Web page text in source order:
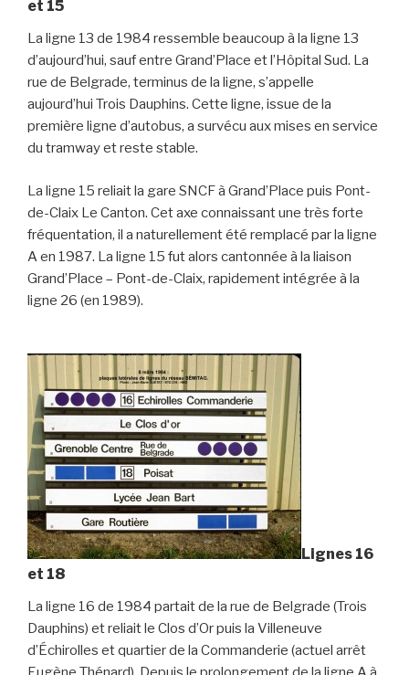
et 15
La ligne 13 de 1984 ressemble beaucoup à la ligne 13
d’aujourd’hui, sauf entre Grand’Place et l’Hôpital Sud. La
rue de Belgrade, terminus de la ligne, s’appelle
aujourd’hui Trois Dauphins. Cette ligne, issue de la
première ligne d’autobus, a survécu aux mises en service
du tramway et reste stable.
La ligne 15 reliait la gare SNCF à Grand’Place puis Pont-
de-Claix Le Canton. Cet axe connaissant une très forte
fréquentation, il a naturellement été remplacé par la ligne
A en 1987. La ligne 15 fut alors cantonnée à la liaison
Grand’Place – Pont-de-Claix, rapidement intégrée à la
ligne 26 (en 1989).
Lignes 16
et 18
La ligne 16 de 1984 partait de la rue de Belgrade (Trois
Dauphins) et reliait le Clos d’Or puis la Villeneuve
d’Échirolles et quartier de la Commanderie (actuel arrêt